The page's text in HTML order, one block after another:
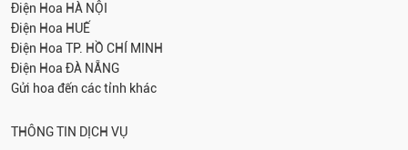
Điện Hoa HÀ NỘI
Điện Hoa HUẾ
Điện Hoa TP. HỒ CHÍ MINH
Điện Hoa ĐÀ NẴNG
Gửi hoa đến các tỉnh khác
THÔNG TIN DỊCH VỤ